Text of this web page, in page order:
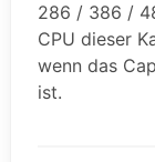
286 / 386 /
CPU dieser
wenn das
ist.